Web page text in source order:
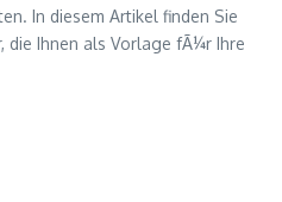
In diesem Artikel finden Sie
Ihnen als Vorlage fÃ¼r Ihre